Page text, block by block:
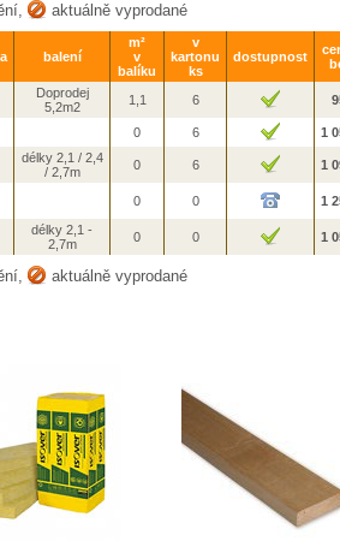
aktuálně vyprodané
balení
m²
v
balíku
v
kartonu
ks
dostupnost
Doprodej
5,2m2
1,1 6
0 6 1
délky 2,1 / 2,4
/ 2,7m
0 6 1
0 0 1
délky 2,1 -
2,7m
0 0 1
aktuálně vyprodané